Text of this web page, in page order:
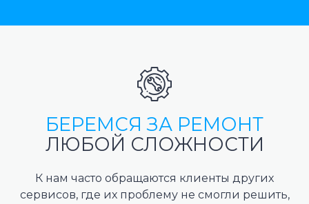
БЕРЕМСЯ ЗА РЕМОНТ
ЛЮБОЙ СЛОЖНОСТИ
К нам часто обращаются клиенты других
сервисов, где их проблему не смогли решить,